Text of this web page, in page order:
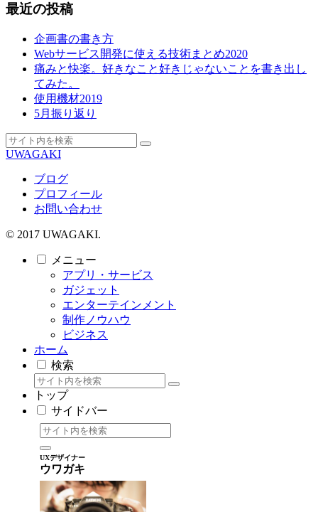
最近の投稿
企画書の書き方
Webサービス開発に使える技術まとめ2020
痛みと快楽。好きなこと好きじゃないことを書き出し
てみた。
使用機材2019
5月振り返り
UWAGAKI
ブログ
プロフィール
お問い合わせ
© 2017 UWAGAKI.
メニュー
アプリ・サービス
ガジェット
エンターテインメント
制作ノウハウ
ビジネス
ホーム
検索
トップ
サイドバー
UXデザイナー
ウワガキ